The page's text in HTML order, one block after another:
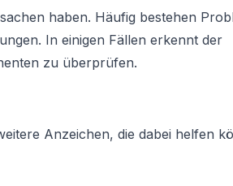
haben. Häufig bestehen
In einigen Fällen erkennt der
zu überprüfen.
Anzeichen, die dabei helfen